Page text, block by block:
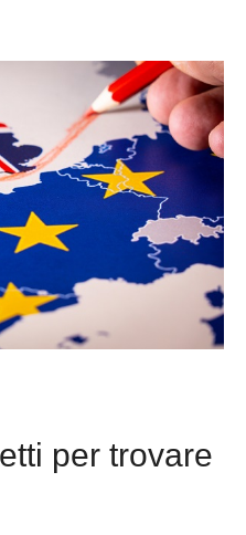
per trovare